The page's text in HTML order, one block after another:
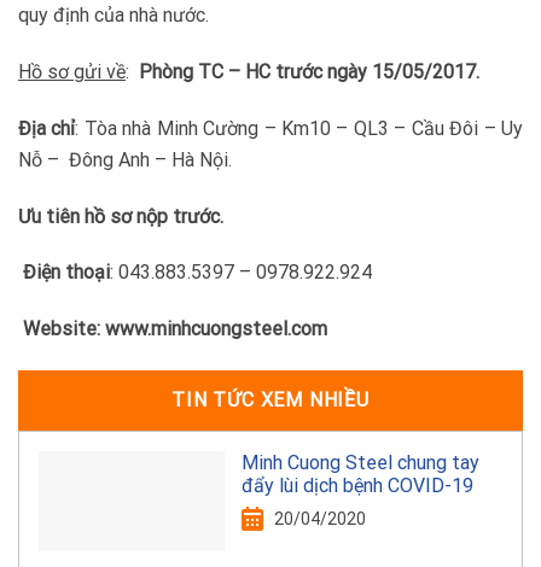
TIN TỨC XEM NHIỀU
Minh Cuong Steel chung tay
đẩy lùi dịch bệnh COVID-19
20/04/2020
quy định của nhà nước.
Hồ sơ gửi về: Phòng TC – HC trước ngày 15/05/2017.
Địa chỉ: Tòa nhà Minh Cường – Km10 – QL3 – Cầu Đôi – Uy
Nỗ – Đông Anh – Hà Nội.
Ưu tiên hồ sơ nộp trước.
Điện thoại: 043.883.5397 – 0978.922.924
Website: www.minhcuongsteel.com